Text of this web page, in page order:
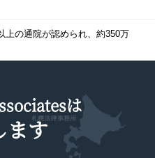
上の通院が認められ、約350万
は
ます